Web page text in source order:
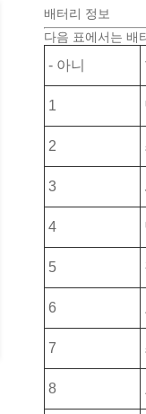
배터리 정보
다음 표에서는 배
- 아니
1
2
3
4
5
6
7
8